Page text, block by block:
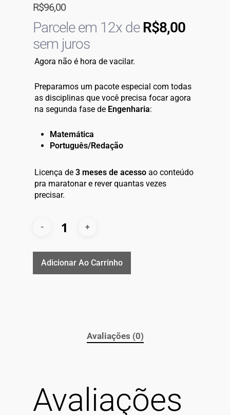
R$96,00
Parcele em 12x deR$8,00
sem juros
Agora não é hora de vacilar.
Preparamos um pacote especial com todas
as disciplinas que você precisa focar agora
na segunda fase de Engenharia:
Matemática
Português/Redação
Licença de3 meses de acesso ao conteúdo
pra maratonar e rever quantas vezes
precisar.
Adicionar Ao Carrinho
Avaliações (0)
Avaliações